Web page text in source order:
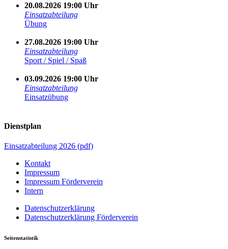
20.08.2026 19:00 Uhr
Einsatzabteilung
Übung
27.08.2026 19:00 Uhr
Einsatzabteilung
Sport / Spiel / Spaß
03.09.2026 19:00 Uhr
Einsatzabteilung
Einsatzübung
Dienstplan
Einsatzabteilung 2026 (pdf)
Kontakt
Impressum
Impressum Förderverein
Intern
Datenschutzerklärung
Datenschutzerklärung Förderverein
Seitenstatistik